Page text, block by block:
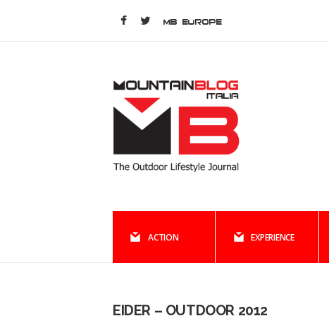
MB EUROPE
ACTION EXPERIENCE
EIDER – OUTDOOR 2012